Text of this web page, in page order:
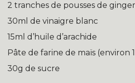
2 tranches de pousses de
30ml de vinaigre blanc
15ml d’huile d’arachide
Pâte de farine de maïs (environ
30g de sucre